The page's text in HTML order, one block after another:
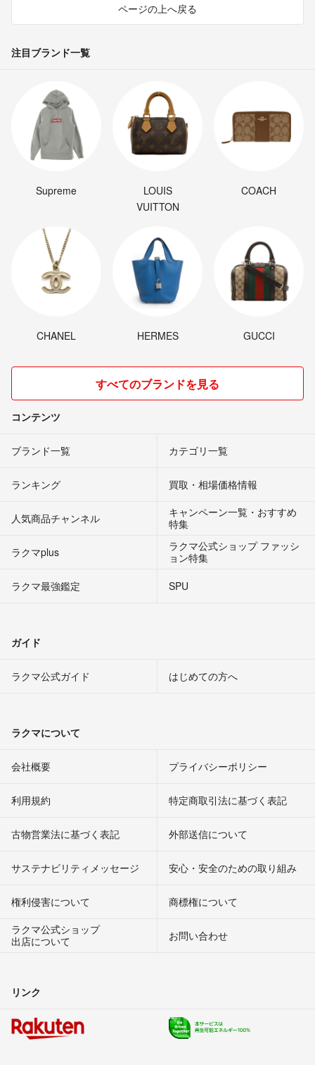
ページの上へ戻る
注目ブランド一覧
Supreme
LOUIS
VUITTON
COACH
CHANEL HERMES GUCCI
すべてのブランドを見る
コンテンツ
ブランド一覧 カテゴリ一覧
ランキング 買取・相場価格情報
人気商品チャンネル
キャンペーン一覧・おすすめ
特集
ラクマplus
ラクマ公式ショップ ファッシ
ョン特集
ラクマ最強鑑定
SPU
ガイド
ラクマ公式ガイド はじめての方へ
ラクマについて
会社概要 プライバシーポリシー
利用規約 特定商取引法に基づく表記
古物営業法に基づく表記 外部送信について
サステナビリティメッセージ 安心・安全のための取り組み
権利侵害について
商標権について
ラクマ公式ショップ
出店について
お問い合わせ
リンク